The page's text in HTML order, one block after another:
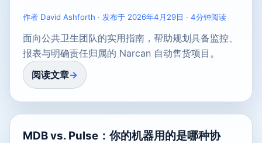
作者 David Ashforth · 发布于 2026年4月29日 · 4分钟阅读
面向公共卫生团队的实用指南，帮助规划具备监控、
报表与明确责任归属的 Narcan 自动售货项目。
阅读文章
MDB vs. Pulse：你的机器用的是哪种协